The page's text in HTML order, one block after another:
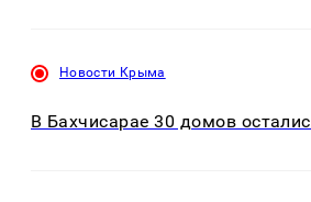
Новости Крыма
В Бахчисарае 30 домов